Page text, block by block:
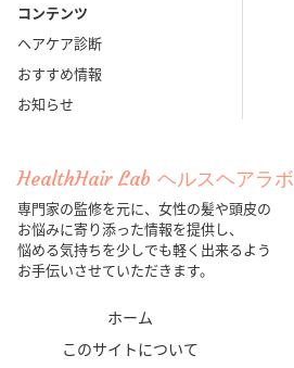
コンテンツ
ヘアケア診断
おすすめ情報
お知らせ
HealthHair Lab ヘルスヘアラボ
専門家の監修を元に、女性の髪や頭皮の
お悩みに寄り添った情報を提供し、
悩める気持ちを少しでも軽く出来るよう
お手伝いさせていただきます。
ホーム
このサイトについて